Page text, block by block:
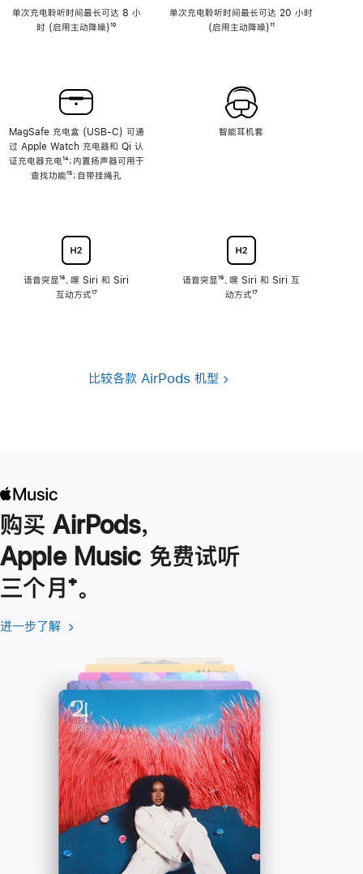
单次充电聆听时间最长可达 8 小
时 (启用主动降噪)脚
¹⁰
MagSafe 充电盒 (USB-C) 可通
过 Apple Watch 充电器和 Qi 认
证充电器充电脚
注
¹⁴；内置扬声器可用于
查找功能脚
¹⁵；自带挂绳孔
语音突显脚
注
¹⁶、嘿 Siri 和 Siri
互动方式脚
¹⁷
单次充电聆听时间最长可达 20 小时
(启用主动降噪)脚
¹¹
智能耳机套
语音突显脚
注
¹⁶、嘿 Siri 和 Siri 互
动方式脚
¹⁷
比较各款 AirPods 机型
购买 AirPods，
Apple Music 免费试听
三个月脚
注
⁺。
进一步了解 进
了
解
-
Apple
Music
(在
口
中
打
开)